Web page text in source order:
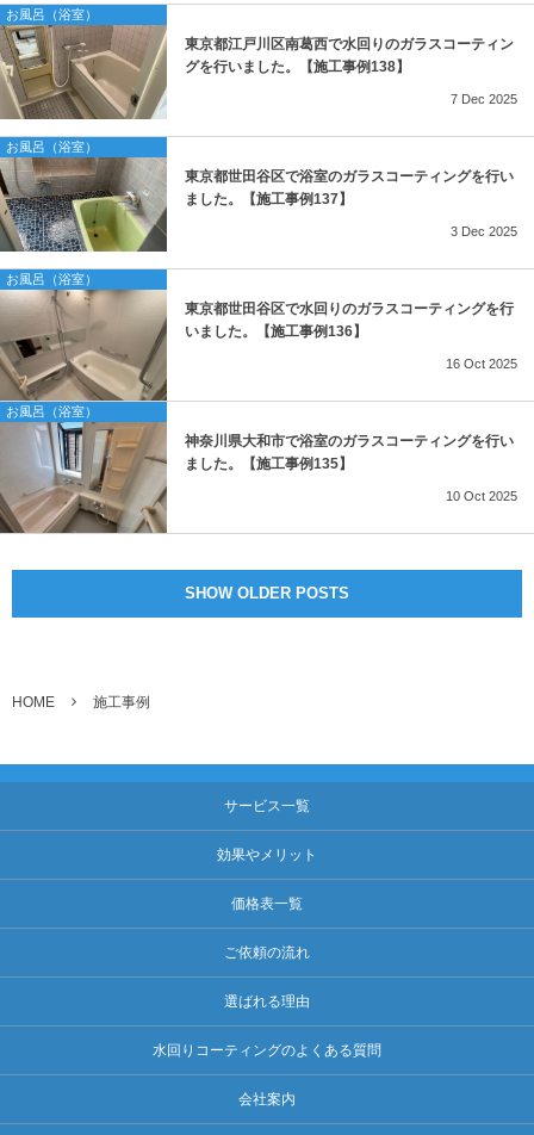
お風呂（浴室）
東京都江戸川区南葛西で水回りのガラスコーティン
グを行いました。【施工事例138】
7 Dec 2025
お風呂（浴室）
東京都世田谷区で浴室のガラスコーティングを行い
ました。【施工事例137】
3 Dec 2025
お風呂（浴室）
東京都世田谷区で水回りのガラスコーティングを行
いました。【施工事例136】
16 Oct 2025
お風呂（浴室）
神奈川県大和市で浴室のガラスコーティングを行い
ました。【施工事例135】
10 Oct 2025
SHOW OLDER POSTS
HOME 施工事例
サービス一覧
効果やメリット
価格表一覧
ご依頼の流れ
選ばれる理由
水回りコーティングのよくある質問
会社案内